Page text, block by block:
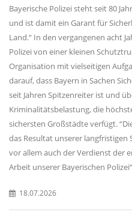
Bayerische Polizei steht seit 80
und ist damit ein Garant für
Land.“ In den vergangenen acht
Polizei von einer kleinen
Organisation mit vielseitigen
darauf, dass Bayern in Sachen
seit Jahren Spitzenreiter ist und
Kriminalitätsbelastung, die
sichersten Großstädte verfügt.
das Resultat unserer
vor allem auch der Verdienst der
Arbeit unserer Bayerischen
18.07.2026